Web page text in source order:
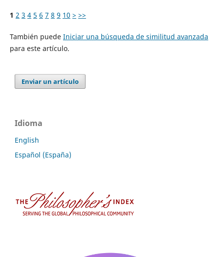
1 2 3 4 5 6 7 8 9 10 > >>
También puede Iniciar una búsqueda de similitud avanzada
para este artículo.
Enviar un artículo
Idioma
English
Español (España)